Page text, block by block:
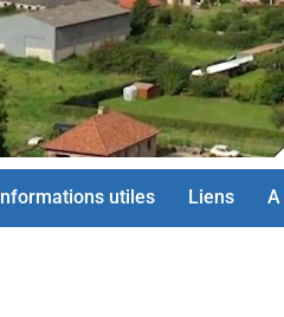
Informations utiles Liens